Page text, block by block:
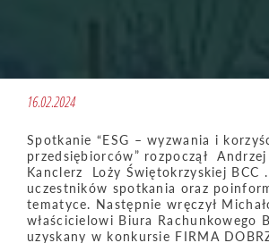
16.02.2024
Spotkanie “ESG – wyzwania i
przedsiębiorców” rozpoczął
Kanclerz Loży Świętokrzyskiej BCC
uczestników spotkania oraz
tematyce. Następnie wręczył
właścicielowi Biura Rachunkowego
uzyskany w konkursie FIRMA